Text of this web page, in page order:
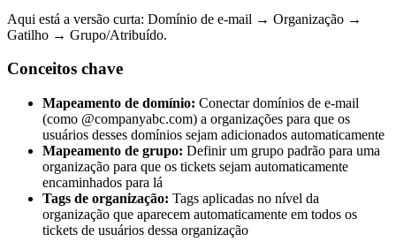
Aqui está a versão curta: Domínio de e-mail → Organização →
Gatilho → Grupo/Atribuído.
Conceitos chave
Mapeamento de domínio: Conectar domínios de e-mail
(como @companyabc.com) a organizações para que os
usuários desses domínios sejam adicionados automaticamente
Mapeamento de grupo: Definir um grupo padrão para uma
organização para que os tickets sejam automaticamente
encaminhados para lá
Tags de organização: Tags aplicadas no nível da
organização que aparecem automaticamente em todos os
tickets de usuários dessa organização